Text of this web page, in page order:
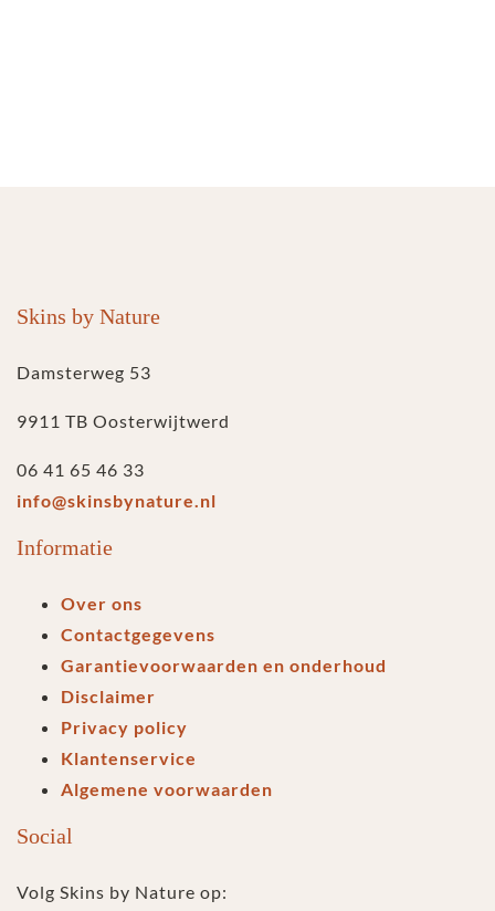
Skins by Nature
Damsterweg 53
9911 TB Oosterwijtwerd
06 41 65 46 33
info@skinsbynature.nl
Informatie
Over ons
Contactgegevens
Garantievoorwaarden en onderhoud
Disclaimer
Privacy policy
Klantenservice
Algemene voorwaarden
Social
Volg Skins by Nature op: